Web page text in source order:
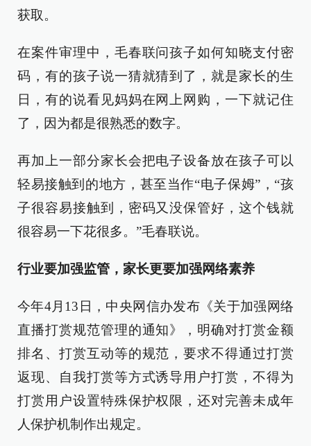
获取。
在案件审理中，毛春联问孩子如何知晓支付密
码，有的孩子说一猜就猜到了，就是家长的生
日，有的说看见妈妈在网上网购，一下就记住
了，因为都是很熟悉的数字。
再加上一部分家长会把电子设备放在孩子可以
轻易接触到的地方，甚至当作“电子保姆”，“孩
子很容易接触到，密码又没保管好，这个钱就
很容易一下花很多。”毛春联说。
行业要加强监管，家长更要加强网络素养
今年4月13日，中央网信办发布《关于加强网络
直播打赏规范管理的通知》，明确对打赏金额
排名、打赏互动等的规范，要求不得通过打赏
返现、自我打赏等方式诱导用户打赏，不得为
打赏用户设置特殊保护权限，还对完善未成年
人保护机制作出规定。